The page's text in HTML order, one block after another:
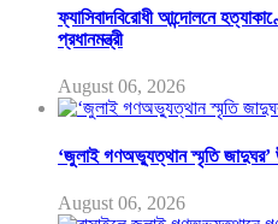
ফ্যাসিবাদবিরোধী আন্দোলনে
প্রধানমন্ত্রী
August 06, 2026
‘জুলাই গণঅভ্যুত্থান স্মৃতি জাদুঘর’
August 06, 2026